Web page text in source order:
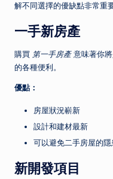
解不同選擇的優缺點非常重要
一手新房產
購買 第一手房產意味著你將
的各種便利。
優點：
房屋狀況嶄新
設計和建材最新
可以避免二手房屋的隱
新開發項目